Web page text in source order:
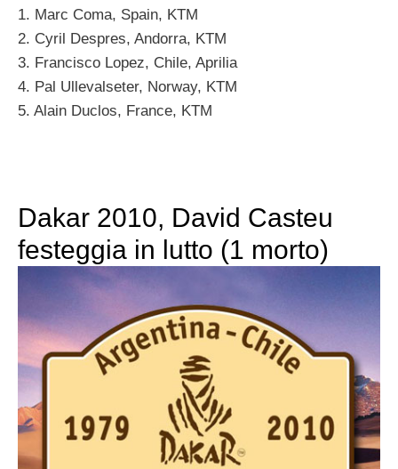
1. Marc Coma, Spain, KTM
2. Cyril Despres, Andorra, KTM
3. Francisco Lopez, Chile, Aprilia
4. Pal Ullevalseter, Norway, KTM
5. Alain Duclos, France, KTM
Dakar 2010, David Casteu
festeggia in lutto (1 morto)